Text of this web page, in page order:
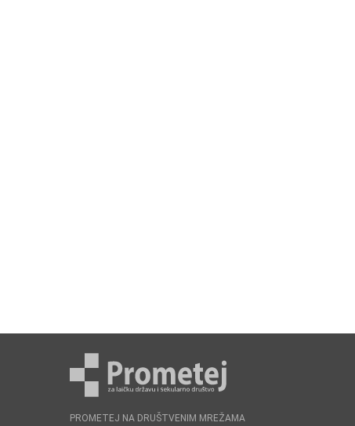
PROMETEJ NA DRUŠTVENIM MREŽAMA